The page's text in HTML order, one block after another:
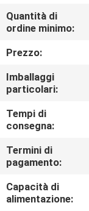
CONTROLLO
DI
QUALITÀ
RICHIEDA
UNA
CITAZIONE
Quantità di
ordine minimo:
Prezzo:
Imballaggi
particolari:
Tempi di
consegna:
Termini di
pagamento:
Capacità di
alimentazione: